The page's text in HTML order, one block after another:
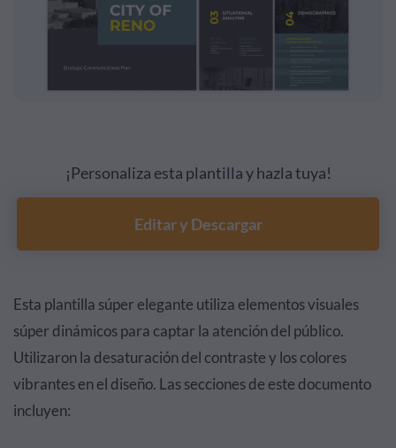
¡Personaliza esta plantilla y hazla tuya!
Editar y Descargar
Esta plantilla súper elegante utiliza elementos visuales
súper dinámicos para captar la atención del público.
Utilizaron la desaturación del contraste y los colores
vibrantes en el diseño. Las secciones de este documento
incluyen: